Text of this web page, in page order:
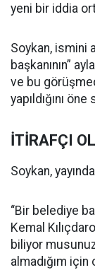
yeni bir iddia
Soykan, ismini
başkanının”
ve bu
yapıldığını öne
İTİRAFÇI
Soykan,
“Bir belediye
Kemal
biliyor
almadığım için